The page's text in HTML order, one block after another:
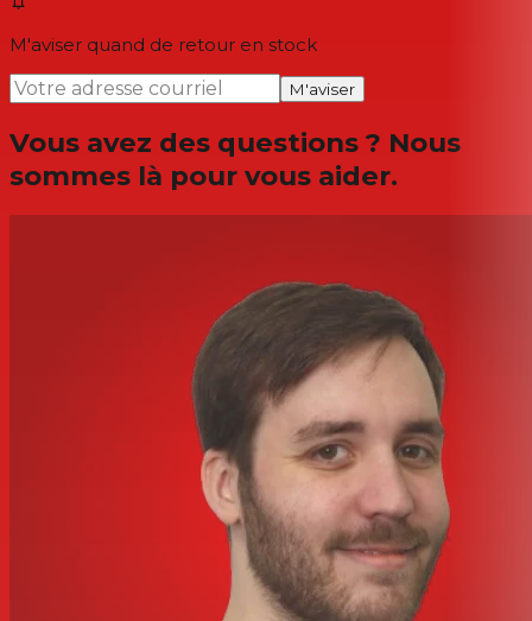
M'aviser quand de retour en stock
M'aviser
Vous avez des questions ? Nous
sommes là pour vous aider.